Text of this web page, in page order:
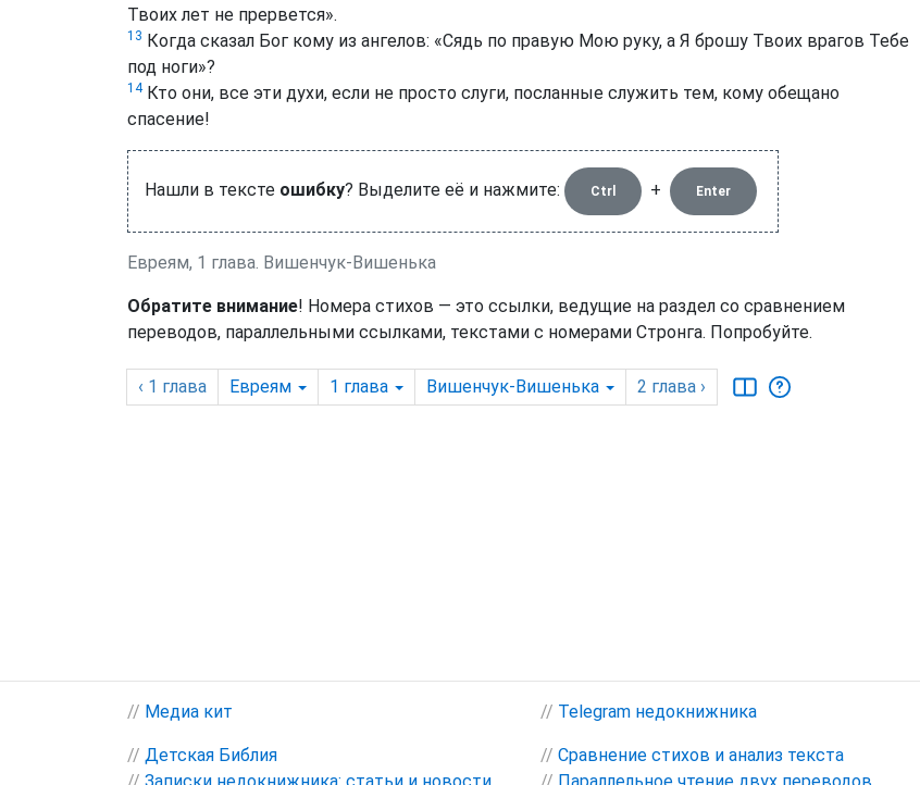
Твоих лет не прервется».
13 Когда сказал Бог кому из ангелов: «Сядь по правую Мою руку, а Я брошу Твоих врагов Тебе
под ноги»?
14Кто они, все эти духи, если не просто слуги, посланные служить тем, кому обещано
спасение!
Нашли в тексте ошибку? Выделите её и нажмите: Ctrl + Enter
Евреям, 1 глава. Вишенчук-Вишенька
Обратите внимание! Номера стихов — это ссылки, ведущие на раздел со сравнением
переводов, параллельными ссылками, текстами с номерами Стронга. Попробуйте.
‹ 1 глава Евреям 1 глава Вишенчук-Вишенька 2 глава ›
// Медиа кит // Telegram недокнижника
// Детская Библия
// Сравнение стихов и анализ текста